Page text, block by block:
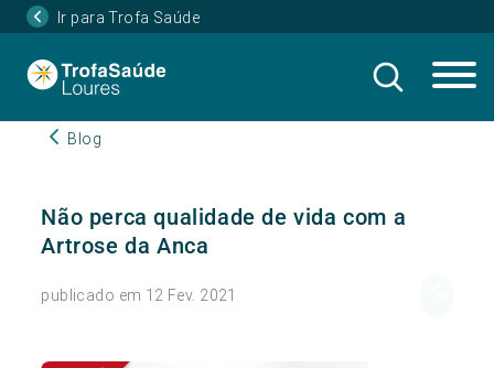
Ir para Trofa Saúde
Blog
Não perca qualidade de vida com a
Artrose da Anca
publicado em 12 Fev. 2021